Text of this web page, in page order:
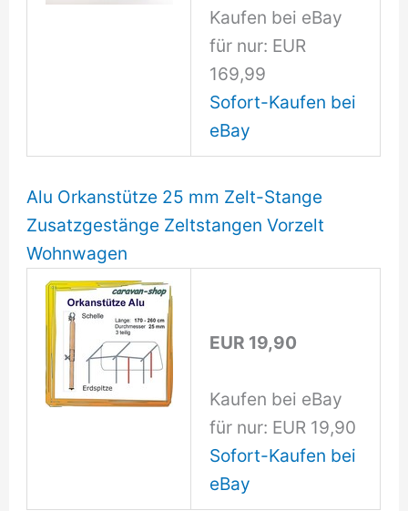
Kaufen bei eBay
für nur: EUR
169,99
Sofort-Kaufen bei
eBay
Alu Orkanstütze 25 mm Zelt-Stange
Zusatzgestänge Zeltstangen Vorzelt
Wohnwagen
EUR 19,90
Kaufen bei eBay
für nur: EUR 19,90
Sofort-Kaufen bei
eBay